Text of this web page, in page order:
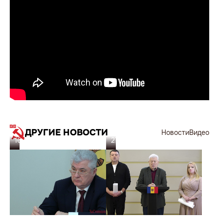
ДРУГИЕ НОВОСТИ НовостиВидео
16.05.26
27.02.26